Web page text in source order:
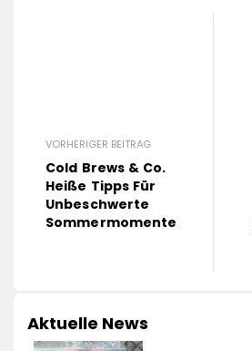
VORHERIGER BEITRAG
Cold Brews & Co.
Heiße Tipps Für
Unbeschwerte
Sommermomente
Aktuelle News